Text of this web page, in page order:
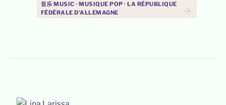
音乐 MUSIC · MUSIQUE POP · LA RÉPUBLIQUE
FÉDÉRALE D'ALLEMAGNE
→